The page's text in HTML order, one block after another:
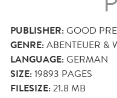
PUBLISHER:GOOD
GENRE:ABENTEUER &
LANGUAGE:GERMAN
SIZE:19893 PAGES
FILESIZE:21.8 MB